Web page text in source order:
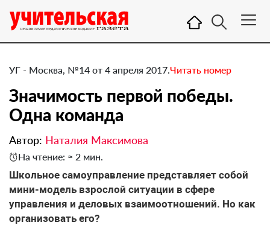
УГ - Москва, №14 от 4 апреля 2017.Читать номер
Значимость первой победы.
Одна команда
Автор: Наталия Максимова
На чтение: ≈ 2 мин.
​Школьное самоуправление представляет собой
мини-модель взрослой ситуации в сфере
управления и деловых взаимоотношений. Но как
организовать его?